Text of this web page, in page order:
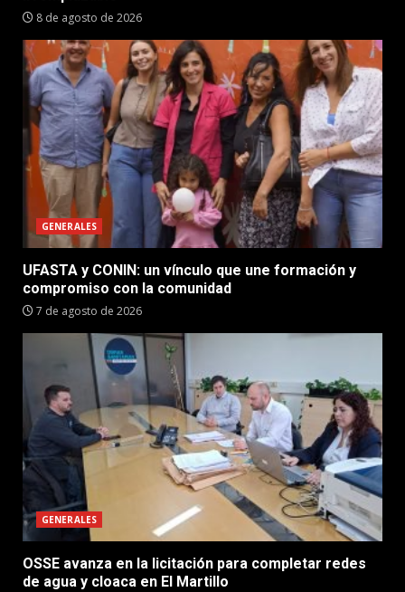
8 de agosto de 2026
GENERALES
UFASTA y CONIN: un vínculo que une formación y
compromiso con la comunidad
7 de agosto de 2026
GENERALES
OSSE avanza en la licitación para completar redes
de agua y cloaca en El Martillo